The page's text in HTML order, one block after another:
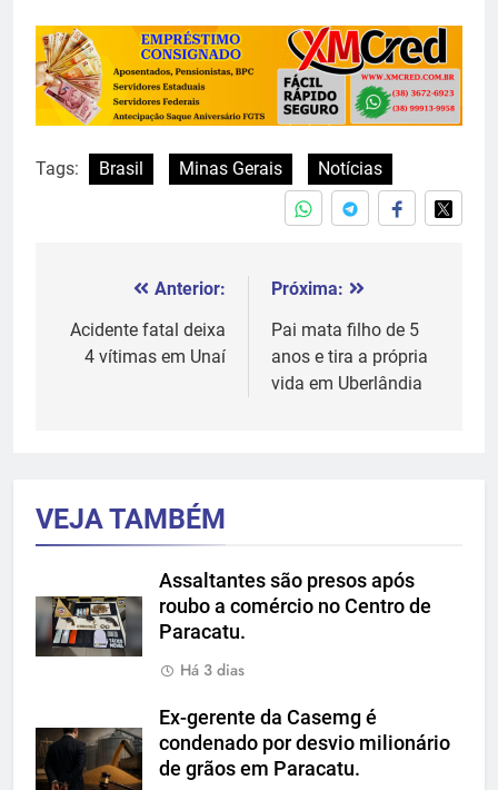
Tags: Brasil Minas Gerais Notícias
Navegação
de
Anterior:
Acidente fatal deixa
4 vítimas em Unaí
Próxima:
Pai mata filho de 5
anos e tira a própria
vida em Uberlândia
VEJA TAMBÉM
Assaltantes são presos após
roubo a comércio no Centro de
Paracatu.
Há 3 dias
Ex-gerente da Casemg é
condenado por desvio milionário
de grãos em Paracatu.